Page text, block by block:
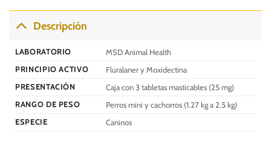
variantes.
opciones
se
elegir
en
elegir
en
Descripción
LABORATORIO
MSD Animal Health
PRINCIPIO ACTIVO
Fluralaner y Moxidectina
PRESENTACIÓN
Caja con 3 tabletas masticables (25 mg)
RANGO DE PESO
Perros mini y cachorros (1.27 kg a 2.5 kg)
ESPECIE
Caninos